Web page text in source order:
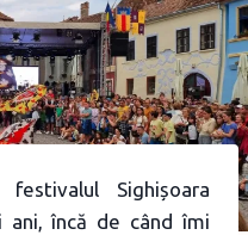
Sighișoara
încă de când îmi